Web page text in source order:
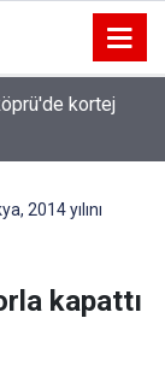
kortej
2014 yılını
kapattı